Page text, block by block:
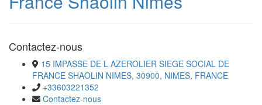
Contactez-nous
15 IMPASSE DE L AZEROLIER SIEGE SOCIAL DE
FRANCE SHAOLIN NIMES, 30900, NIMES, FRANCE
+33603221352
Contactez-nous